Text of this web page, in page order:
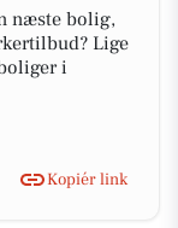
næste bolig,
Lige
i
Kopiér link